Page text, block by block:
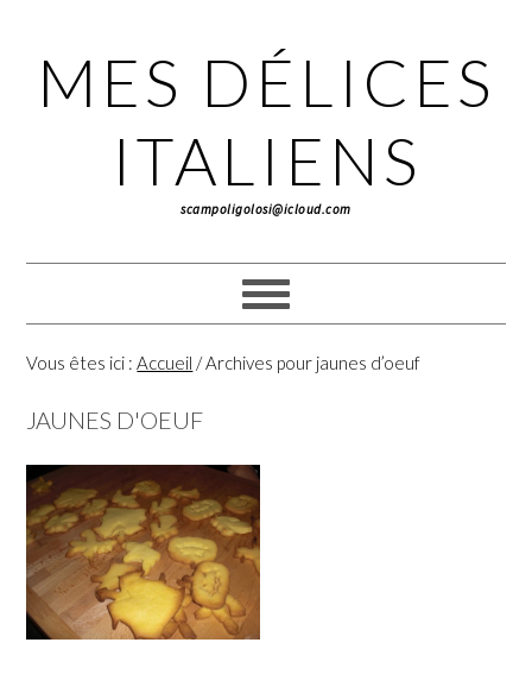
navigation
contenu
principal
barre
MES DÉLICES
ITALIENS
scampoligolosi@icloud.com
Vous êtes ici :Accueil /Archives pour jaunes d’oeuf
JAUNES D'OEUF